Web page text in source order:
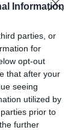
Information
parties, or
for
opt-out
that after your
seeing
utilized by
prior to
further